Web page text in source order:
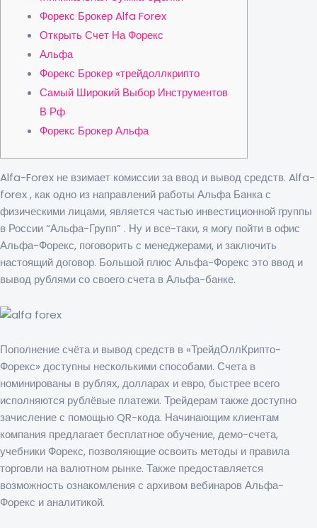
Форекс Брокер Alfa Forex
Открыть Счет На Форекс
Альфа
Форекс Брокер «трейдоллкрипто
Самый Широкий Выбор Инструментов
В Рф
Форекс Брокер Альфа
Alfa-Forex не взимает комиссии за ввод и вывод средств. Alfa-
forex , как одно из направлений работы Альфа Банка с
физическими лицами, является частью инвестиционной группы
в России “Альфа-Групп” . Ну и все-таки, я могу пойти в офис
Альфа-Форекс, поговорить с менеджерами, и заключить
настоящий договор. Большой плюс Альфа-Форекс это ввод и
вывод рублями со своего счета в Альфа-банке.
Пополнение счёта и вывод средств в «ТрейдОллКрипто-
Форекс» доступны несколькими способами. Счета в
номинированы в рублях, долларах и евро, быстрее всего
исполняются рублёвые платежи. Трейдерам также доступно
зачисление с помощью QR-кода. Начинающим клиентам
компания предлагает бесплатное обучение, демо-счета,
учебники Форекс, позволяющие освоить методы и правила
торговли на валютном рынке. Также предоставляется
возможность ознакомления с архивом вебинаров Альфа-
Форекс и аналитикой.